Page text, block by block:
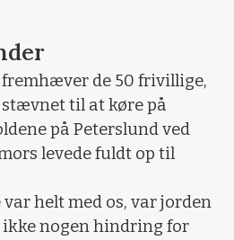
de 50 frivillige,
til at køre på
på Peterslund ved
levede fuldt op til
helt med os, var jorden
ikke nogen hindring for